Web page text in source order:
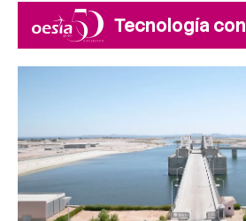
Tecnología